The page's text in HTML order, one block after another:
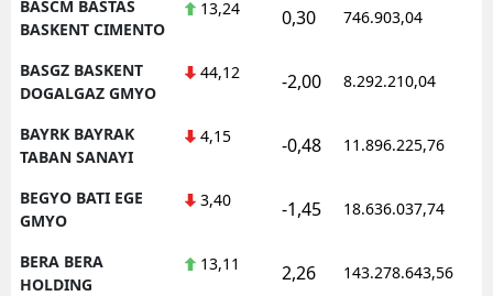
BASCM BASTAS
BASKENT CIMENTO
13,24 0,30 746.903,04
BASGZ BASKENT
DOGALGAZ GMYO
44,12 -2,00 8.292.210,04
BAYRK BAYRAK
TABAN SANAYI
4,15 -0,48 11.896.225,76
BEGYO BATI EGE
GMYO
3,40 -1,45 18.636.037,74
BERA BERA
HOLDING
13,11 2,26 143.278.643,56